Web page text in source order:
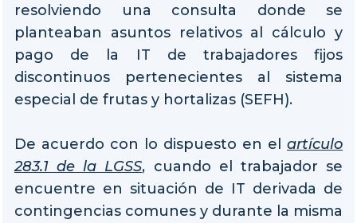
resolviendo una consulta donde se
planteaban asuntos relativos al cálculo y
pago de la IT de trabajadores fijos
discontinuos pertenecientes al sistema
especial de frutas y hortalizas (SEFH).
De acuerdo con lo dispuesto en el artículo
283.1 de la LGSS, cuando el trabajador se
encuentre en situación de IT derivada de
contingencias comunes y durante la misma